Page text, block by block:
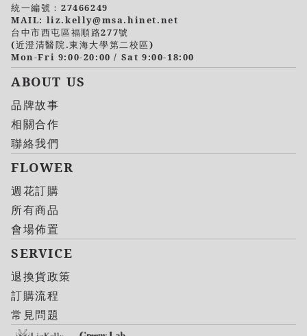
統一編號：27466249
MAIL: liz.kelly@msa.hinet.net
台中市西屯區福順路277號
(近澄清醫院.東海大學第二校區)
Mon-Fri 9:00-20:00 / Sat 9:00-18:00
ABOUT US
品牌故事
相關合作
聯絡我們
FLOWER
週花訂購
所有商品
會場佈置
SERVICE
退換貨政策
訂購流程
常見問題